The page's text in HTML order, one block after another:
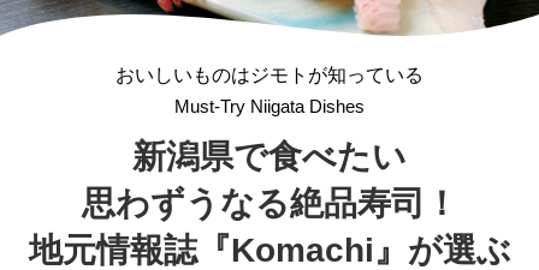
おいしいものはジモトが知っている
Must-Try Niigata Dishes
新潟県で食べたい
思わずうなる絶品寿司！
地元情報誌『Komachi』が選ぶ